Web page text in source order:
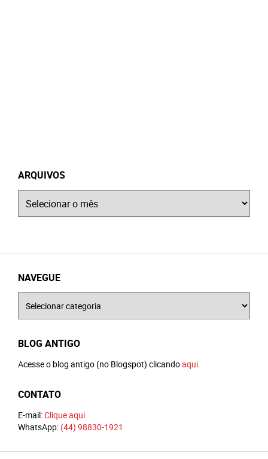
ARQUIVOS
NAVEGUE
BLOG ANTIGO
Acesse o blog antigo (no Blogspot) clicandoaqui.
CONTATO
E-mail:Clique aqui
WhatsApp: (44) 98830-1921